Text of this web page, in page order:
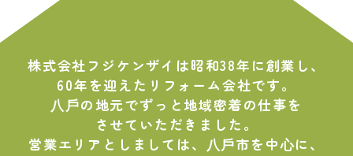
株式会社フジケンザイは昭和38年に創業し、
60年を迎えたリフォーム会社です。
⼋⼾の地元でずっと地域密着の仕事を
させていただきました。
営業エリアとしましては、⼋⼾市を中⼼に、